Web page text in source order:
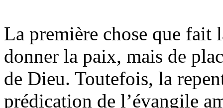
La première chose que fait
donner la paix, mais de
de Dieu. Toutefois, la
prédication de l’évangile